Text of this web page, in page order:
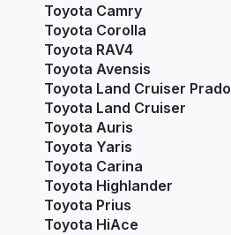
Toyota Camry
Toyota Corolla
Toyota RAV4
Toyota Avensis
Toyota Land Cruiser Prado
Toyota Land Cruiser
Toyota Auris
Toyota Yaris
Toyota Carina
Toyota Highlander
Toyota Prius
Toyota HiAce